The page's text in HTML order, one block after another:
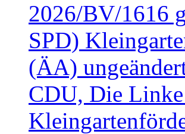
2026/BV/1616
SPD)
(ÄA)
CDU, Die